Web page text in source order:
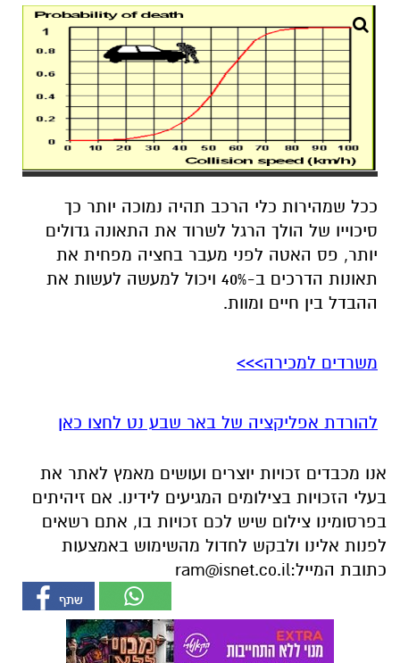
ככל שמהירות כלי הרכב תהיה נמוכה יותר כך
סיכוייו של הולך הרגל לשרוד את התאונה גדולים
יותר, פס האטה לפני מעבר בחציה מפחית את
תאונות הדרכים ב-40% ויכול למעשה לעשות את
ההבדל בין חיים ומוות.
משרדים למכירה>>>
להורדת אפליקציה של באר שבע נט לחצו כאן
אנו מכבדים זכויות יוצרים ועושים מאמץ לאתר את
בעלי הזכויות בצילומים המגיעים לידינו. אם זיהיתים
בפרסומינו צילום שיש לכם זכויות בו, אתם רשאים
לפנות אלינו ולבקש לחדול מהשימוש באמצעות
כתובת המייל:ram@isnet.co.il